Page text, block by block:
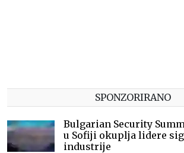
SPONZORIRANO
Bulgarian Security
u Sofiji okuplja lidere
industrije